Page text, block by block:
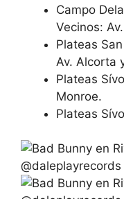
Campo
Vecinos:
Plateas
Av. Alcorta
Plateas
Monroe.
Plateas